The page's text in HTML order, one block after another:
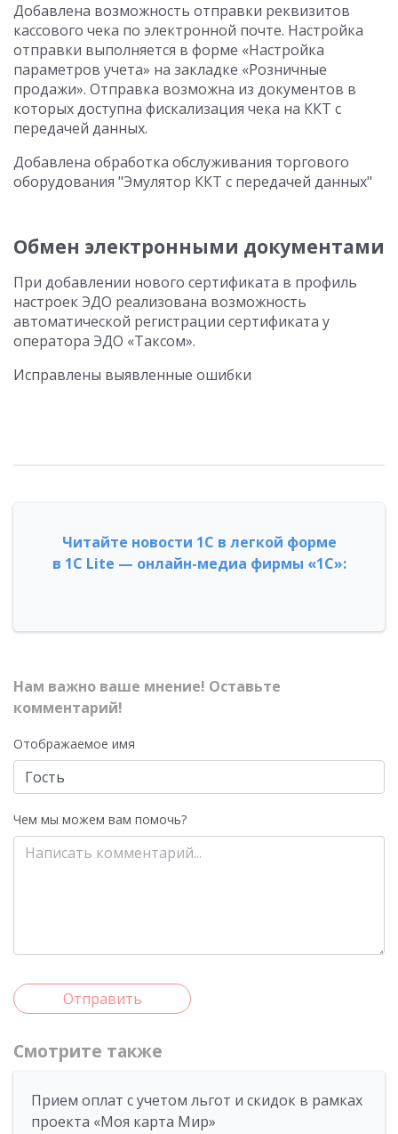
Добавлена возможность отправки реквизитов
кассового чека по электронной почте. Настройка
отправки выполняется в форме «Настройка
параметров учета» на закладке «Розничные
продажи». Отправка возможна из документов в
которых доступна фискализация чека на ККТ с
передачей данных.
Добавлена обработка обслуживания торгового
оборудования "Эмулятор ККТ с передачей данных"
Обмен электронными документами
При добавлении нового сертификата в профиль
настроек ЭДО реализована возможность
автоматической регистрации сертификата у
оператора ЭДО «Таксом».
Исправлены выявленные ошибки
Читайте новости 1С в легкой форме
в 1С Lite — онлайн-медиа фирмы «1С»:
Нам важно ваше мнение! Оставьте
комментарий!
Отображаемое имя
Чем мы можем вам помочь?
Отправить
Смотрите также
Прием оплат с учетом льгот и скидок в рамках
проекта «Моя карта Мир»